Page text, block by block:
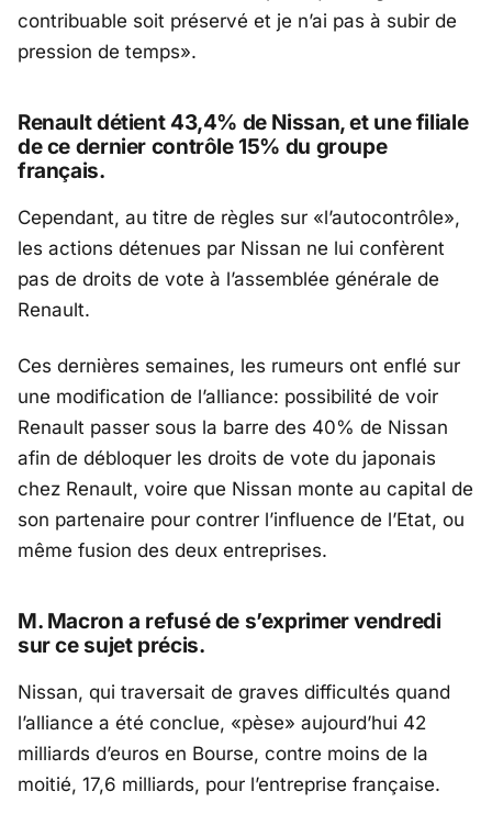
contribuable soit préservé et je n’ai pas à subir de
pression de temps».
Renault détient 43,4% de Nissan, et une filiale
de ce dernier contrôle 15% du groupe
français.
Cependant, au titre de règles sur «l’autocontrôle»,
les actions détenues par Nissan ne lui confèrent
pas de droits de vote à l’assemblée générale de
Renault.
Ces dernières semaines, les rumeurs ont enflé sur
une modification de l’alliance: possibilité de voir
Renault passer sous la barre des 40% de Nissan
afin de débloquer les droits de vote du japonais
chez Renault, voire que Nissan monte au capital de
son partenaire pour contrer l’influence de l’Etat, ou
même fusion des deux entreprises.
M. Macron a refusé de s’exprimer vendredi
sur ce sujet précis.
Nissan, qui traversait de graves difficultés quand
l’alliance a été conclue, «pèse» aujourd’hui 42
milliards d’euros en Bourse, contre moins de la
moitié, 17,6 milliards, pour l’entreprise française.